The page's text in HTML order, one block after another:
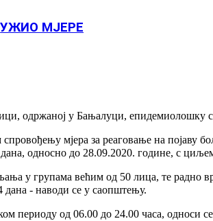
МЈЕРЕ
одржаној у Бањалуци, епидемиолошку
мјера за реаговање на појаву
односно до 28.09.2020. године, с
у групама већим од 50 лица, те радно
дана - наводи се у саопштењу.
од 06.00 до 24.00 часа, односи се